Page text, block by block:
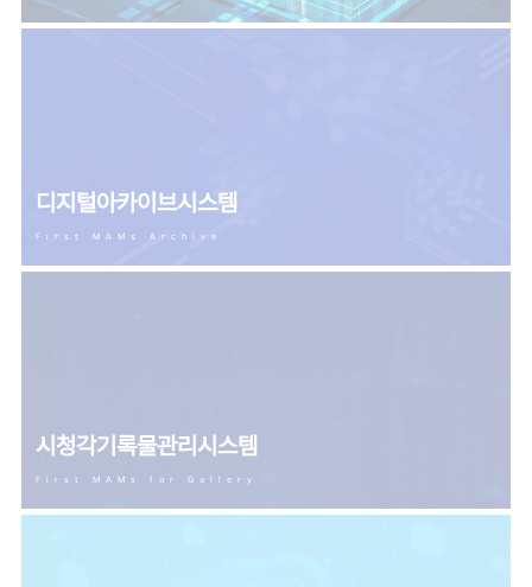
디지털아카이브시스템
First MAMs Archive
시청각기록물관리시스템
First MAMs for Gallery